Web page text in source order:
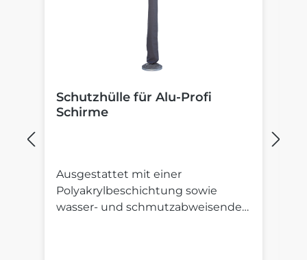
Schutzhülle für Alu-Profi
Schirme
Ausgestattet mit einer
Polyakrylbeschichtung sowie
wasser- und schmutzabweisender